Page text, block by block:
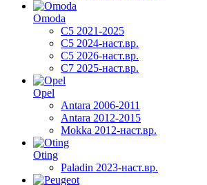
Omoda
C5 2021-2025
C5 2024-наст.вр.
C5 2026-наст.вр.
C7 2025-наст.вр.
Opel
Antara 2006-2011
Antara 2012-2015
Mokka 2012-наст.вр.
Oting
Paladin 2023-наст.вр.